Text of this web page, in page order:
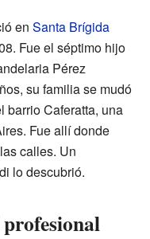
en Santa Brígida
Fue el séptimo hijo
Pérez
su familia se mudó
barrio Caferatta, una
Fue allí donde
calles. Un
lo descubrió.